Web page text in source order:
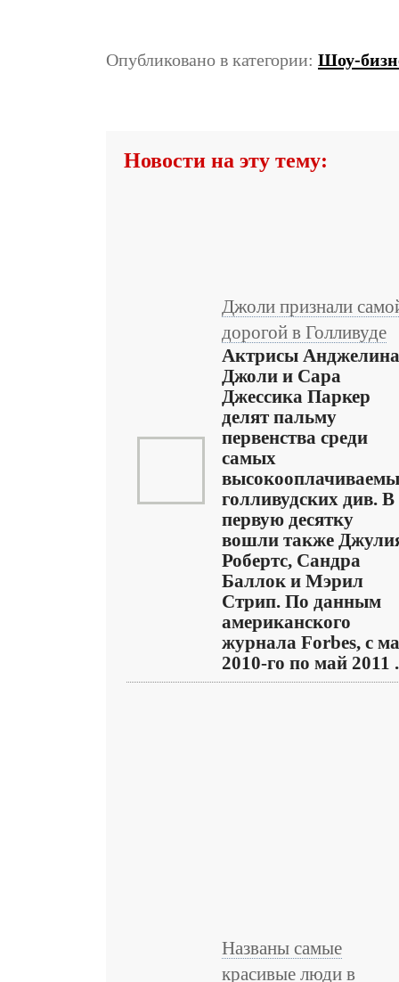
Опубликовано в категории: Шоу-
Новости на эту тему:
Джоли признали
дорогой в Голливуде
Актрисы Анджелина
Джоли и Сара
Джессика Паркер
делят пальму
первенства среди
самых
голливудских див. В
первую десятку
вошли также
Робертс, Сандра
Баллок и Мэрил
Стрип. По данным
американского
журнала Forbes, с
2010-го по май 2011
Названы самые
красивые люди в